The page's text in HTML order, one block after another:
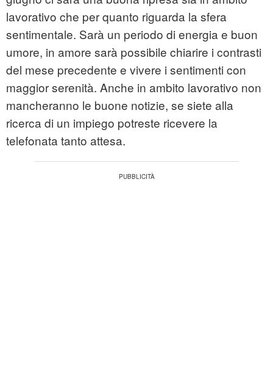
lavorativo che per quanto riguarda la sfera
sentimentale. Sarà un periodo di energia e buon
umore, in amore sarà possibile chiarire i contrasti
del mese precedente e vivere i sentimenti con
maggior serenità. Anche in ambito lavorativo non
mancheranno le buone notizie, se siete alla
ricerca di un impiego potreste ricevere la
telefonata tanto attesa.